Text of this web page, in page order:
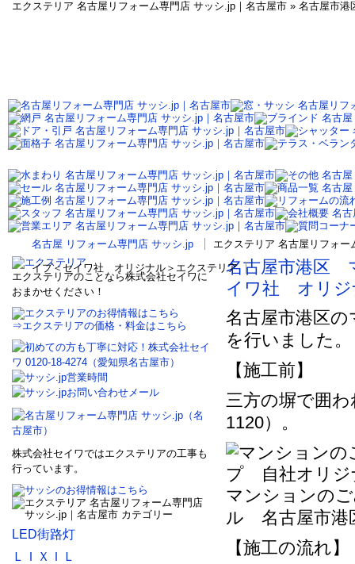
エクステリア 名古屋リフォーム専門店 サッシ.jp｜名古屋市 » 名古屋
名古屋 リフォーム専門店 サッシ.jp
エクステリア 名古屋リフォ
イプ＜セイワ社 オリジナル＞エクステリア名古屋市港区
イワ社 オリジ
名古屋市港区
を行いました。
【施工前】
三方の塀で囲
1120）。
マンションの
ル 名古屋市港
【施工の流れ】
エクステリアのことなら株式会社セイワに
おまかせください！
⇒エクステリアの価格・料金はこちら
株式会社セイワではエクステリアの工事も
行っています。
LED街路灯
ＬＩＸＩＬ